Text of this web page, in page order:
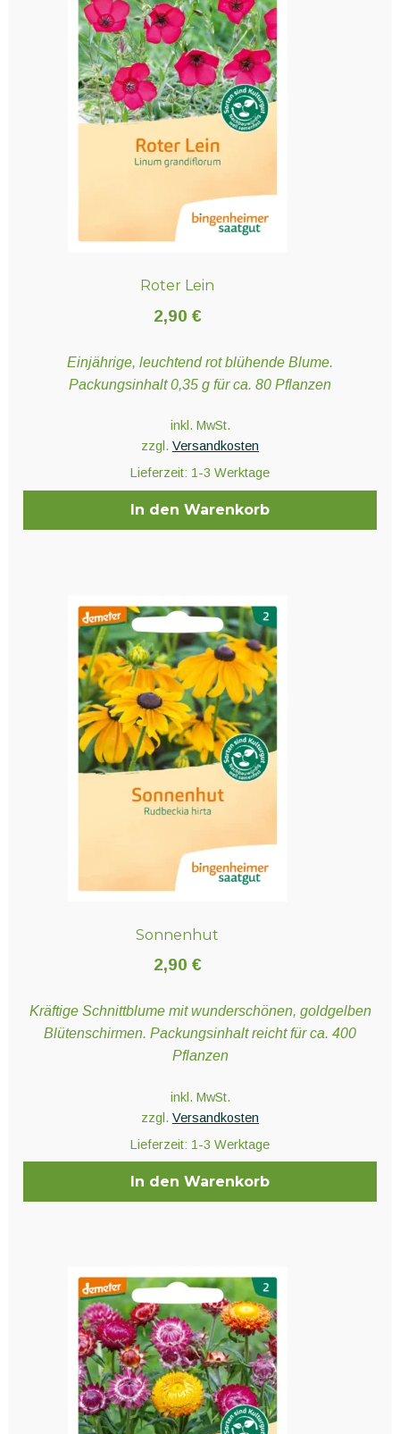
Roter Lein
2,90 €
Einjährige, leuchtend rot blühende Blume.
Packungsinhalt 0,35 g für ca. 80 Pflanzen
inkl. MwSt.
zzgl. Versandkosten
Lieferzeit: 1-3 Werktage
In den Warenkorb
Sonnenhut
2,90 €
Kräftige Schnittblume mit wunderschönen, goldgelben
Blütenschirmen. Packungsinhalt reicht für ca. 400
Pflanzen
inkl. MwSt.
zzgl. Versandkosten
Lieferzeit: 1-3 Werktage
In den Warenkorb